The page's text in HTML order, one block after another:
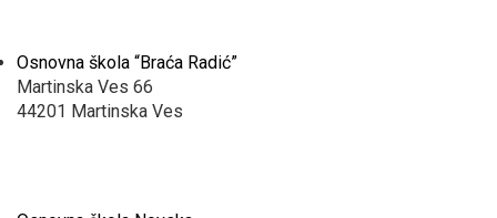
Osnovna škola “Braća Radić”
Martinska Ves 66
44201 Martinska Ves